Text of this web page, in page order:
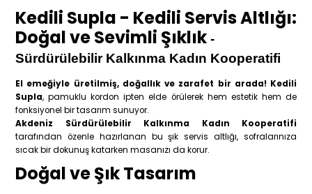
Kedili Supla - Kedili Servis Altlığı:
Doğal ve Sevimli Şıklık -
Sürdürülebilir Kalkınma Kadın Kooperatifi
El emeğiyle üretilmiş, doğallık ve zarafet bir arada! Kedili
Supla, pamuklu kordon ipten elde örülerek hem estetik hem de
fonksiyonel bir tasarım sunuyor.
Akdeniz Sürdürülebilir Kalkınma Kadın Kooperatifi
tarafından özenle hazırlanan bu şık servis altlığı, sofralarınıza
sıcak bir dokunuş katarken masanızı da korur.
Doğal ve Şık Tasarım